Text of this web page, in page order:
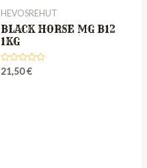
HEVOSREHUT
BLACK HORSE MG B12
1KG
Rated
21,50€